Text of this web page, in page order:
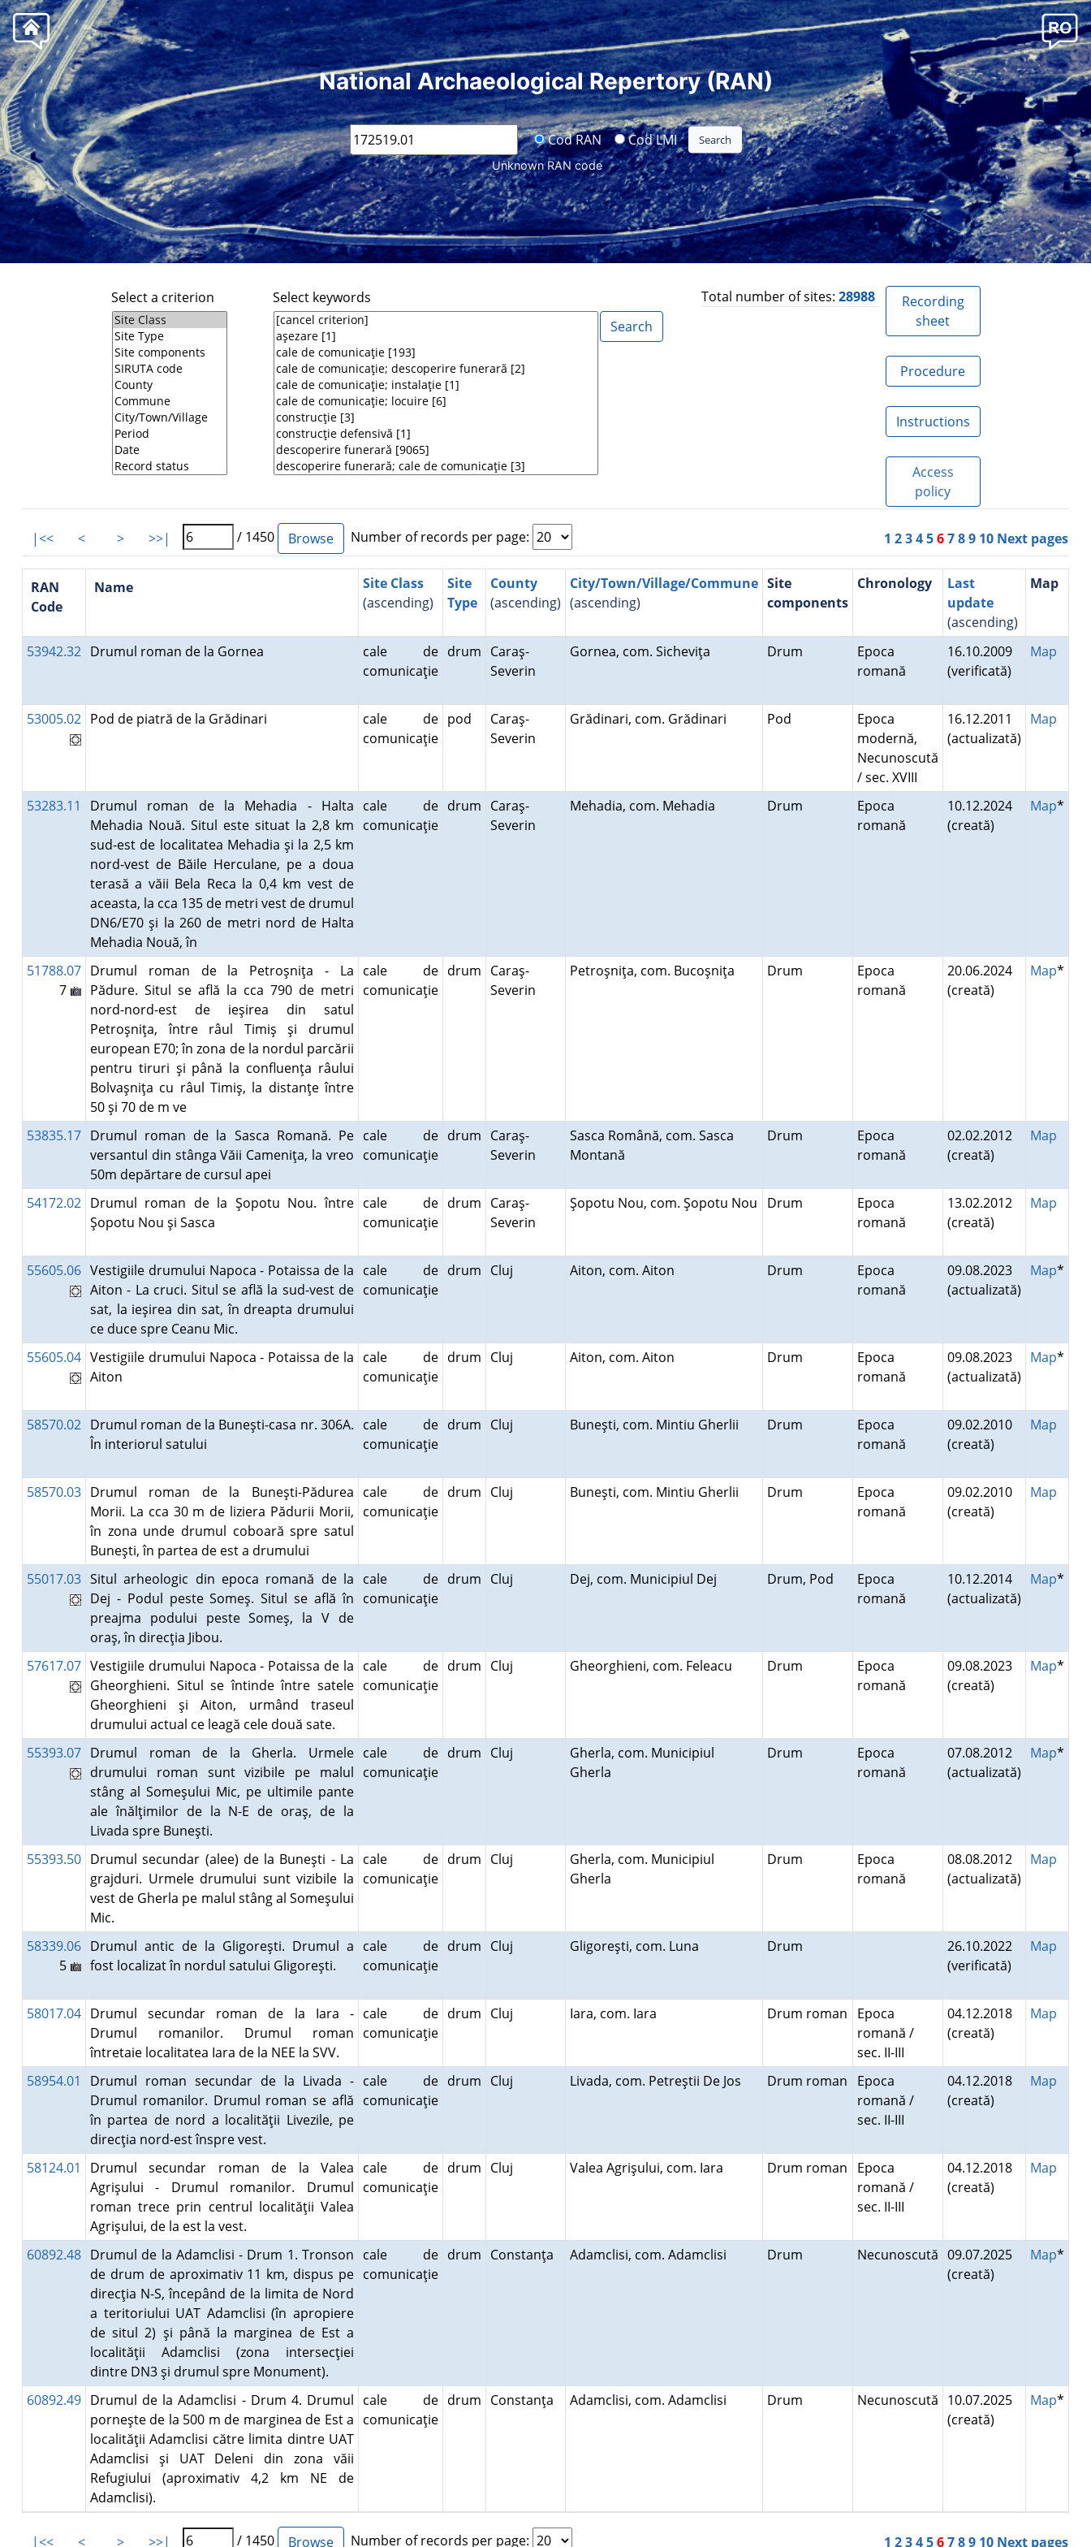
National Archaeological Repertory (RAN)
Cod RAN Cod LMI
Unknown RAN code
Select a criterion Select keywords Total number of sites: 28988
Recording
sheet
Procedure
Instructions
Access
policy
|<< < > >>| / 1450 Number of records per page: 1 23456789 10 Next pages
RAN
Code
Name
Site Class
(ascending)
Site
Type
County
(ascending)
City/Town/Village/Commune
(ascending)
Site
components
Chronology
Last
update
(ascending)
Map
53942.32 Drumul roman de la Gornea
cale de
comunicaţie
drum Caraş-
Severin
Gornea, com. Sicheviţa Drum
Epoca
romană
16.10.2009
(verificată)
Map
53005.02 Pod de piatră de la Grădinari
cale de
comunicaţie
pod
Caraş-
Severin
Grădinari, com. Grădinari Pod
Epoca
modernă,
Necunoscută
/ sec. XVIII
16.12.2011
(actualizată)
Map
53283.11
Drumul roman de la Mehadia - Halta
Mehadia Nouă. Situl este situat la 2,8 km
sud-est de localitatea Mehadia şi la 2,5 km
nord-vest de Băile Herculane, pe a doua
terasă a văii Bela Reca la 0,4 km vest de
aceasta, la cca 135 de metri vest de drumul
DN6/E70 şi la 260 de metri nord de Halta
Mehadia Nouă, în
cale de
comunicaţie
drum Caraş-
Severin
Mehadia, com. Mehadia Drum
Epoca
romană
10.12.2024
(creată)
Map*
51788.07
7
Drumul roman de la Petroşniţa - La
Pădure. Situl se află la cca 790 de metri
nord-nord-est de ieşirea din satul
Petroşniţa, între râul Timiş şi drumul
european E70; în zona de la nordul parcării
pentru tiruri şi până la confluenţa râului
Bolvaşniţa cu râul Timiş, la distanţe între
50 şi 70 de m ve
cale de
comunicaţie
drum Caraş-
Severin
Petroşniţa, com. Bucoşniţa Drum
Epoca
romană
20.06.2024
(creată)
Map*
53835.17 Drumul roman de la Sasca Romană. Pe
versantul din stânga Văii Cameniţa, la vreo
50m depărtare de cursul apei
cale de
comunicaţie
drum Caraş-
Severin
Sasca Română, com. Sasca
Montană
Drum
Epoca
romană
02.02.2012
(creată)
Map
54172.02 Drumul roman de la Şopotu Nou. între
Şopotu Nou şi Sasca
cale de
comunicaţie
drum Caraş-
Severin
Şopotu Nou, com. Şopotu Nou Drum
Epoca
romană
13.02.2012
(creată)
Map
55605.06 Vestigiile drumului Napoca - Potaissa de la
Aiton - La cruci. Situl se află la sud-vest de
sat, la ieşirea din sat, în dreapta drumului
ce duce spre Ceanu Mic.
cale de
comunicaţie
drum Cluj Aiton, com. Aiton Drum
Epoca
romană
09.08.2023
(actualizată)
Map*
55605.04 Vestigiile drumului Napoca - Potaissa de la
Aiton
cale de
comunicaţie
drum Cluj Aiton, com. Aiton Drum
Epoca
romană
09.08.2023
(actualizată)
Map*
58570.02 Drumul roman de la Buneşti-casa nr. 306A.
În interiorul satului
cale de
comunicaţie
drum Cluj Buneşti, com. Mintiu Gherlii Drum
Epoca
romană
09.02.2010
(creată)
Map
58570.03 Drumul roman de la Buneşti-Pădurea
Morii. La cca 30 m de liziera Pădurii Morii,
în zona unde drumul coboară spre satul
Buneşti, în partea de est a drumului
cale de
comunicaţie
drum Cluj Buneşti, com. Mintiu Gherlii Drum
Epoca
romană
09.02.2010
(creată)
Map
55017.03 Situl arheologic din epoca romană de la
Dej - Podul peste Someş. Situl se află în
preajma podului peste Someş, la V de
oraş, în direcţia Jibou.
cale de
comunicaţie
drum Cluj Dej, com. Municipiul Dej Drum, Pod
Epoca
romană
10.12.2014
(actualizată)
Map*
57617.07 Vestigiile drumului Napoca - Potaissa de la
Gheorghieni. Situl se întinde între satele
Gheorghieni şi Aiton, urmând traseul
drumului actual ce leagă cele două sate.
cale de
comunicaţie
drum Cluj Gheorghieni, com. Feleacu Drum
Epoca
romană
09.08.2023
(creată)
Map*
55393.07 Drumul roman de la Gherla. Urmele
drumului roman sunt vizibile pe malul
stâng al Someşului Mic, pe ultimile pante
ale înălţimilor de la N-E de oraş, de la
Livada spre Buneşti.
cale de
comunicaţie
drum Cluj
Gherla, com. Municipiul
Gherla
Drum
Epoca
romană
07.08.2012
(actualizată)
Map*
55393.50 Drumul secundar (alee) de la Buneşti - La
grajduri. Urmele drumului sunt vizibile la
vest de Gherla pe malul stâng al Someşului
Mic.
cale de
comunicaţie
drum Cluj
Gherla, com. Municipiul
Gherla
Drum
Epoca
romană
08.08.2012
(actualizată)
Map
58339.06
5
Drumul antic de la Gligoreşti. Drumul a
fost localizat în nordul satului Gligoreşti.
cale de
comunicaţie
drum Cluj Gligoreşti, com. Luna Drum
26.10.2022
(verificată)
Map
58017.04 Drumul secundar roman de la Iara -
Drumul romanilor. Drumul roman
întretaie localitatea Iara de la NEE la SVV.
cale de
comunicaţie
drum Cluj Iara, com. Iara Drum roman
Epoca
romană /
sec. II-III
04.12.2018
(creată)
Map
58954.01
Drumul roman secundar de la Livada -
Drumul romanilor. Drumul roman se află
în partea de nord a localităţii Livezile, pe
direcţia nord-est înspre vest.
cale de
comunicaţie
drum Cluj Livada, com. Petreştii De Jos Drum roman
Epoca
romană /
sec. II-III
04.12.2018
(creată)
Map
58124.01
Drumul secundar roman de la Valea
Agrişului - Drumul romanilor. Drumul
roman trece prin centrul localităţii Valea
Agrişului, de la est la vest.
cale de
comunicaţie
drum Cluj Valea Agrişului, com. Iara Drum roman
Epoca
romană /
sec. II-III
04.12.2018
(creată)
Map
60892.48 Drumul de la Adamclisi - Drum 1. Tronson
de drum de aproximativ 11 km, dispus pe
direcţia N-S, începând de la limita de Nord
a teritoriului UAT Adamclisi (în apropiere
de situl 2) şi până la marginea de Est a
localităţii Adamclisi (zona intersecţiei
dintre DN3 şi drumul spre Monument).
cale de
comunicaţie
drum Constanţa Adamclisi, com. Adamclisi Drum Necunoscută 09.07.2025
(creată)
Map*
60892.49 Drumul de la Adamclisi - Drum 4. Drumul
porneşte de la 500 m de marginea de Est a
localităţii Adamclisi către limita dintre UAT
Adamclisi şi UAT Deleni din zona văii
Refugiului (aproximativ 4,2 km NE de
Adamclisi).
cale de
comunicaţie
drum Constanţa Adamclisi, com. Adamclisi Drum Necunoscută 10.07.2025
(creată)
Map*
|<< < > >>| / 1450 Number of records per page: 1 23456789 10 Next pages